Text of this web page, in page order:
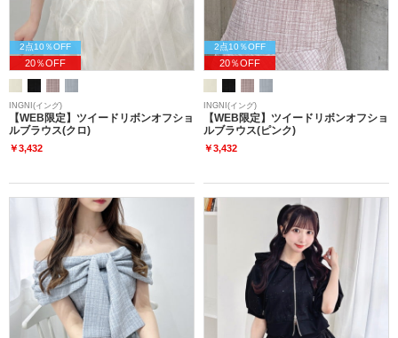
2点10％OFF
20％OFF
INGNI(イング)
【WEB限定】ツイードリボンオフショ
ルブラウス(クロ)
￥3,432
2点10％OFF
20％OFF
INGNI(イング)
【WEB限定】ツイードリボンオフショ
ルブラウス(ピンク)
￥3,432